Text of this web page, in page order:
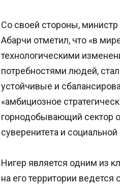
Со своей стороны,
Абарчи отметил, что «в
технологическими
потребностями людей,
устойчивые и
«амбициозное
горнодобывающий сектор
суверенитета и
Нигер является одним из
на его территории ведется